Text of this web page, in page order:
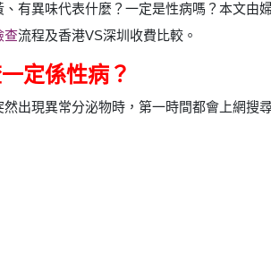
有異味代表什麼？一定是性病嗎？本文由
查流程及香港VS深圳收費比較。
定係性病？
出現異常分泌物時，第一時間都會上網搜尋